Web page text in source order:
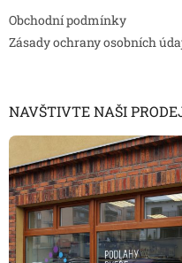
Obchodní podmínky
Zásady ochrany osobních
NAVŠTIVTE NAŠI